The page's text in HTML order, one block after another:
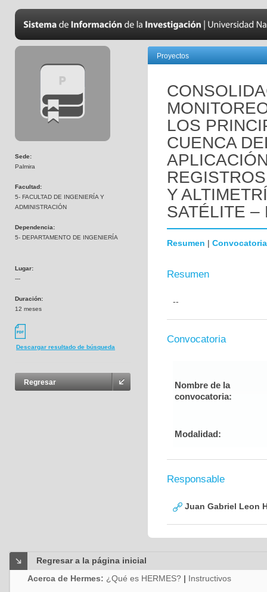
Sede:
Palmira
Facultad:
5- FACULTAD DE INGENIERÍA Y
ADMINISTRACIÓN
Dependencia:
5- DEPARTAMENTO DE INGENIERÍA
Lugar:
---
Duración:
12 meses
Descargar resultado de búsqueda
Regresar
Proyectos
LOS
CUENCA
Y
SATÉLITE –
Resumen | Convocatoria
Resumen
--
Convocatoria
Nombre de la
convocatoria:
Modalidad:
Responsable
Juan Gabriel Leon
Regresar a la página inicial
Acerca de Hermes: ¿Qué es HERMES? | Instructivos